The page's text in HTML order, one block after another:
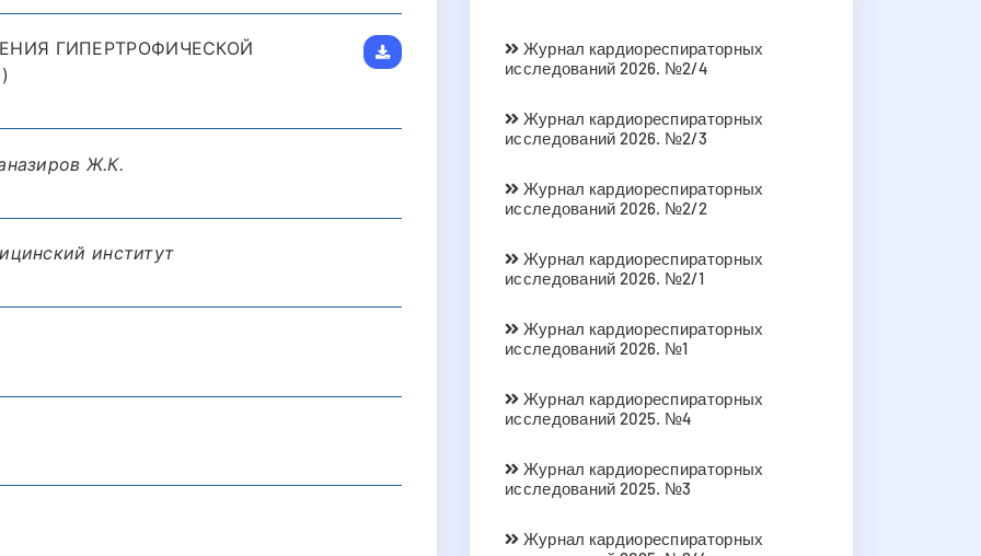
ГИПЕРТРОФИЧЕСКОЙ
Ж.К.
институт
Журнал кардиореспираторных
исследований 2026. №2/4
Журнал кардиореспираторных
исследований 2026. №2/3
Журнал кардиореспираторных
исследований 2026. №2/2
Журнал кардиореспираторных
исследований 2026. №2/1
Журнал кардиореспираторных
исследований 2026. №1
Журнал кардиореспираторных
исследований 2025. №4
Журнал кардиореспираторных
исследований 2025. №3
Журнал кардиореспираторных